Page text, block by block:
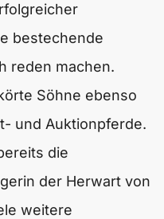
bestechende
reden machen.
Söhne ebenso
und Auktionpferde.
die
der Herwart von
weitere